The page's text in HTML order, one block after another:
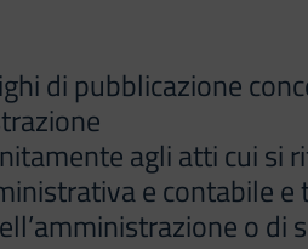
di pubblicazione
agli atti cui si
e contabile
o di